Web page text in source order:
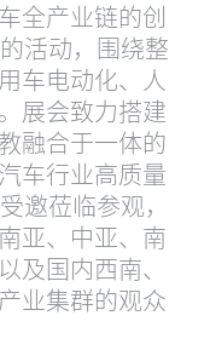
全产业链的创
活动，围绕整
车电动化、人
展会致力搭建
融合于一体的
车行业高质量
邀莅临参观，
亚、中亚、南
及国内西南、
业集群的观众